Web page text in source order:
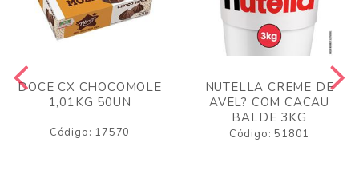
DOCE CX CHOCOMOLE
1,01KG 50UN
Código: 17570
NUTELLA CREME DE
AVEL? COM CACAU
BALDE 3KG
Código: 51801